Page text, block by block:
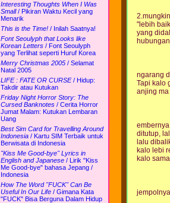
Interesting Thoughts When I Was
Small/ Pikiran Waktu Kecil yang
Menarik
This is the Time! / Inilah Saatnya!
Font Seoulyph that Looks like
Korean Letters / Font Seoulyph
yang Terlihat seperti Huruf Korea
Merry Christmas 2005 / Selamat
Natal 2005
LIFE : FATE OR CURSE/ Hidup:
Takdir atau Kutukan
Friday Night Horror Story: The
Cursed Banknotes / Cerita Horror
Jumat Malam: Kutukan Lembaran
Uang
Best Sim Card for Travelling Around
Indonesia / Kartu SIM Terbaik untuk
Berwisata di Indonesia
"Kiss Me Good-bye" Lyrics in
English and Japanese / Lirik "Kiss
Me Good-bye" bahasa Jepang /
Indonesia
How The Word "FUCK" Can Be
Useful In Our Life / Gimana Kata
"FUCK" Bisa Berguna Dalam Hidup
"lebih
yang
ngarang
Tapi kalo
anjing ma
ditutup,
lalu
kalo lebi
kalo